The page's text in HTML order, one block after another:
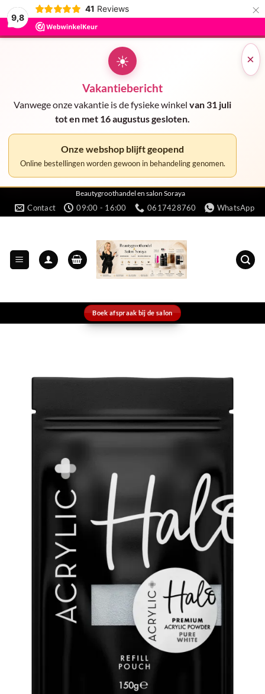
9,8
41 Reviews ×
×
☀
Vakantiebericht
Vanwege onze vakantie is de fysieke winkel van 31 juli
tot en met 16 augustus gesloten.
Onze webshop blijft geopend
Online bestellingen worden gewoon in behandeling genomen.
naar
Beautygroothandel en salon Soraya
Contact 09:00 - 16:00 0617428760 WhatsApp
Boek afspraak bij de salon